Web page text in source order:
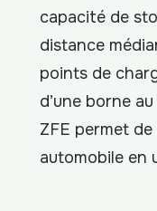
capacité de
distance
points de
d’une borne
ZFE permet
automobile en